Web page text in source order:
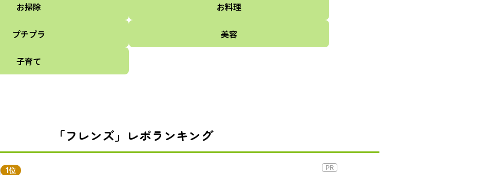
お掃除 お料理
プチプラ 美容
子育て
「フレンズ」レポランキング
1位 PR